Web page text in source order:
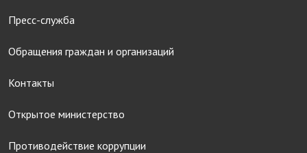
Пресс-служба
Обращения граждан и организаций
Контакты
Открытое министерство
Противодействие коррупции